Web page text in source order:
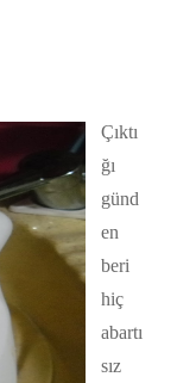
Çıktı
ğı
günd
en
beri
hiç
abartı
sız